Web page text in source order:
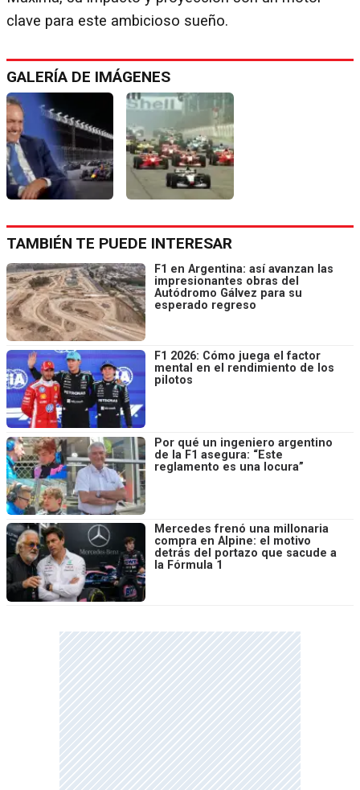
clave para este ambicioso sueño.
GALERÍA DE IMÁGENES
TAMBIÉN TE PUEDE INTERESAR
F1 en Argentina: así avanzan las
impresionantes obras del
Autódromo Gálvez para su
esperado regreso
F1 2026: Cómo juega el factor
mental en el rendimiento de los
pilotos
Por qué un ingeniero argentino
de la F1 asegura: “Este
reglamento es una locura”
Mercedes frenó una millonaria
compra en Alpine: el motivo
detrás del portazo que sacude a
la Fórmula 1